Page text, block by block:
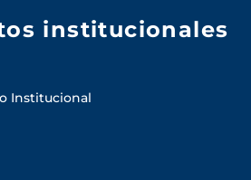
institucionales
Institucional